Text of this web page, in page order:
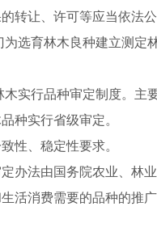
转让、许可等应当依法
选育林木良种建立测
实行品种审定制度。主
种实行省级审定。
性、稳定性要求。
办法由国务院农业、林
活消费需要的品种的推